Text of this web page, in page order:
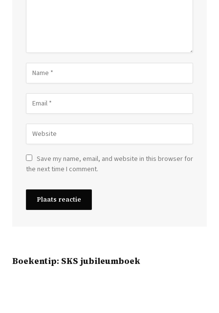
Save my name, email, and website in this browser for
the next time I comment.
Boekentip: SKS jubileumboek